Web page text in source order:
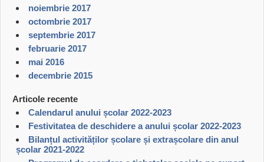
noiembrie 2017
octombrie 2017
septembrie 2017
februarie 2017
mai 2016
decembrie 2015
Articole recente
Calendarul anului școlar 2022-2023
Festivitatea de deschidere a anului școlar 2022-2023
Bilanțul activităților școlare și extrașcolare din anul
școlar 2021-2022